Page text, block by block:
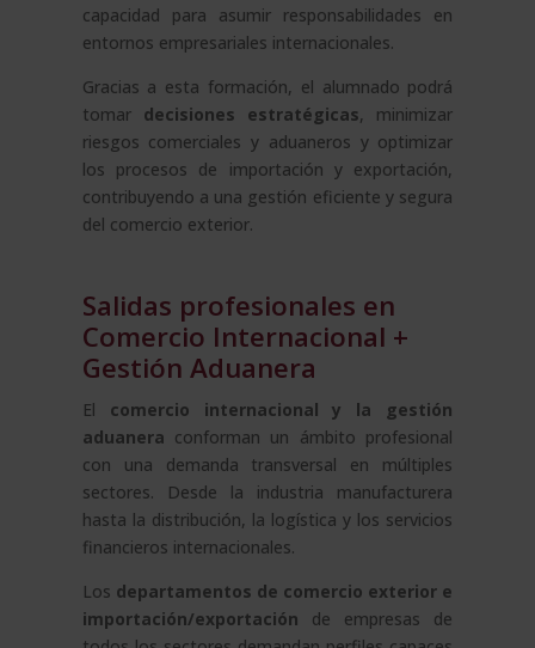
capacidad para asumir responsabilidades en
entornos empresariales internacionales.
Gracias a esta formación, el alumnado podrá
tomar decisiones estratégicas, minimizar
riesgos comerciales y aduaneros y optimizar
los procesos de importación y exportación,
contribuyendo a una gestión eficiente y segura
del comercio exterior.
Salidas profesionales en
Comercio Internacional +
Gestión Aduanera
El comercio internacional y la gestión
aduanera conforman un ámbito profesional
con una demanda transversal en múltiples
sectores. Desde la industria manufacturera
hasta la distribución, la logística y los servicios
financieros internacionales.
Los departamentos de comercio exterior e
importación/exportación de empresas de